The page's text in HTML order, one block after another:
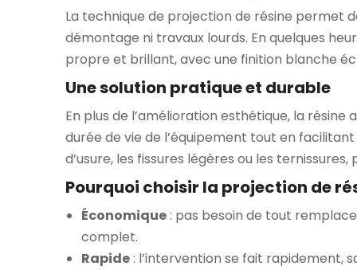
La technique de projection de résine permet
démontage ni travaux lourds. En quelques
propre et brillant, avec une finition blanche
Une solution pratique et durable
En plus de l’amélioration esthétique, la
durée de vie de l’équipement tout en
d’usure, les fissures légères ou les
Pourquoi choisir la projection de
Économique: pas besoin de tout
complet.
Rapide: l’intervention se fait rapidement,